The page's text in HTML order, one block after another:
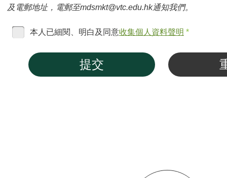
及電郵地址，電郵至mdsmkt@vtc.edu.hk通知我們。
本人已細閱、明白及同意收集個人資料聲明 *
提交